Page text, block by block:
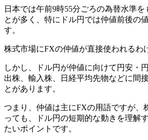
日本では午前9時55分ごろの為替水準を
とが多く、特にドル円では仲値前後の
す。
株式市場にFXの仲値が直接使われるわ
しかし、ドル円が仲値に向けて円安・
出株、輸入株、日経平均先物などに間
とがあります。
つまり、仲値は主にFXの用語ですが、
っても、ドル円の短期的な動きを理解
たいポイントです。